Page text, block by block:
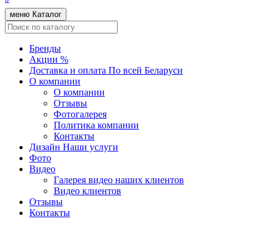
меню Каталог
Бренды
Акции %
Доставка и оплата По всей Беларуси
О компании
О компании
Отзывы
Фотогалерея
Политика компании
Контакты
Дизайн Наши услуги
Фото
Видео
Галерея видео наших клиентов
Видео клиентов
Отзывы
Контакты